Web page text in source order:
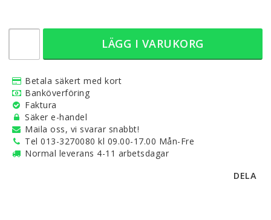
LÄGG I VARUKORG
Betala säkert med kort
Banköverföring
Faktura
Säker e-handel
Maila oss, vi svarar snabbt!
Tel 013-3270080 kl 09.00-17.00 Mån-Fre
Normal leverans 4-11 arbetsdagar
DELA